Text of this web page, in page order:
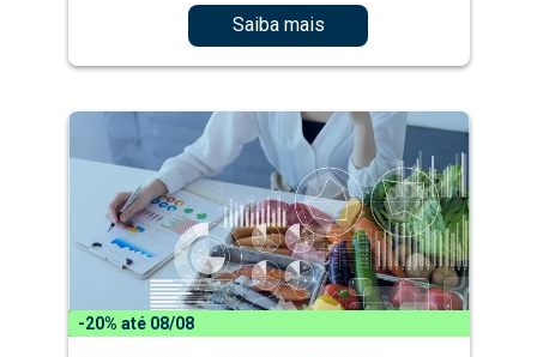
Saiba mais
-20% até 08/08